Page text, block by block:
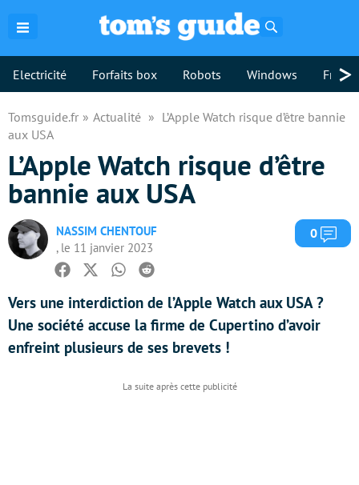
Electricité Forfaits box Robots Windows >
Tomsguide.fr Actualité
L’Apple Watch risque d’être bannie
aux USA
L’Apple Watch risque d’être
bannie aux USA
NASSIM CHENTOUF
, le 11 janvier 2023
0
Facebook
TwitterWhatsapp
Reddit
Vers une interdiction de l’Apple Watch aux USA ?
Une société accuse la firme de Cupertino d’avoir
enfreint plusieurs de ses brevets !